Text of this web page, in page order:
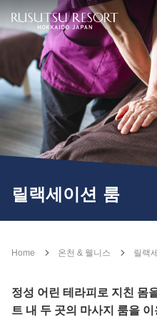
릴랙세이션 룸
Home 온천 & 웰니스 릴랙
정성 어린 테라피로 지친 몸
트 내 두 곳의 마사지 룸을